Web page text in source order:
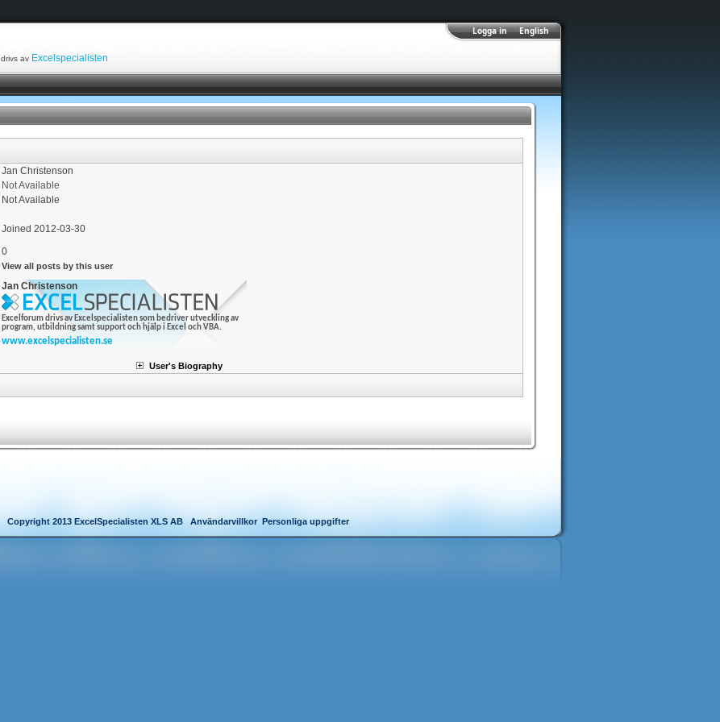
drivs av Excelspecialisten
Logga in English
Jan Christenson
Not Available
Not Available
Joined 2012-03-30
0
View all posts by this user
Jan Christenson
Excelforum drivs av Excelspecialisten som bedriver utveckling av
program, utbildning samt support och hjälp i Excel och VBA.
www.excelspecialisten.se
User's Biography
Copyright 2013 ExcelSpecialisten XLS AB Användarvillkor Personliga uppgifter